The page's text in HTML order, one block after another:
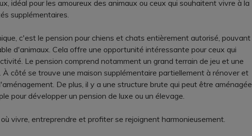
idéal pour les amoureux des animaux ou ceux qui souhaitent vivre à la
supplémentaires.
c'est le pension pour chiens et chats entièrement autorisé, pouvant
d'animaux. Cela offre une opportunité intéressante pour ceux qui
Le pension comprend notamment un grand terrain de jeu et une
côté se trouve une maison supplémentaire partiellement à rénover et
De plus, il y a une structure brute qui peut être aménagée
pour développer un pension de luxe ou un élevage.
vivre, entreprendre et profiter se rejoignent harmonieusement.